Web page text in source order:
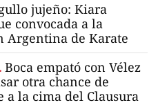
jujeño: Kiara
convocada a la
Argentina de Karate
Boca empató con Vélez
otra chance de
a la cima del Clausura